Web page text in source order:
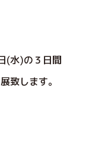
(水)の３日間
致します。